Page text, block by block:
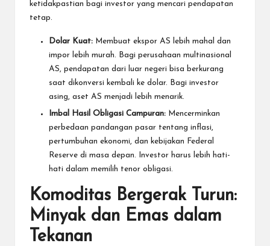
ketidakpastian bagi investor yang mencari pendapatan
tetap.
Dolar Kuat: Membuat ekspor AS lebih mahal dan
impor lebih murah. Bagi perusahaan multinasional
AS, pendapatan dari luar negeri bisa berkurang
saat dikonversi kembali ke dolar. Bagi investor
asing, aset AS menjadi lebih menarik.
Imbal Hasil Obligasi Campuran: Mencerminkan
perbedaan pandangan pasar tentang inflasi,
pertumbuhan ekonomi, dan kebijakan Federal
Reserve di masa depan. Investor harus lebih hati-
hati dalam memilih tenor obligasi.
Komoditas Bergerak Turun:
Minyak dan Emas dalam
Tekanan